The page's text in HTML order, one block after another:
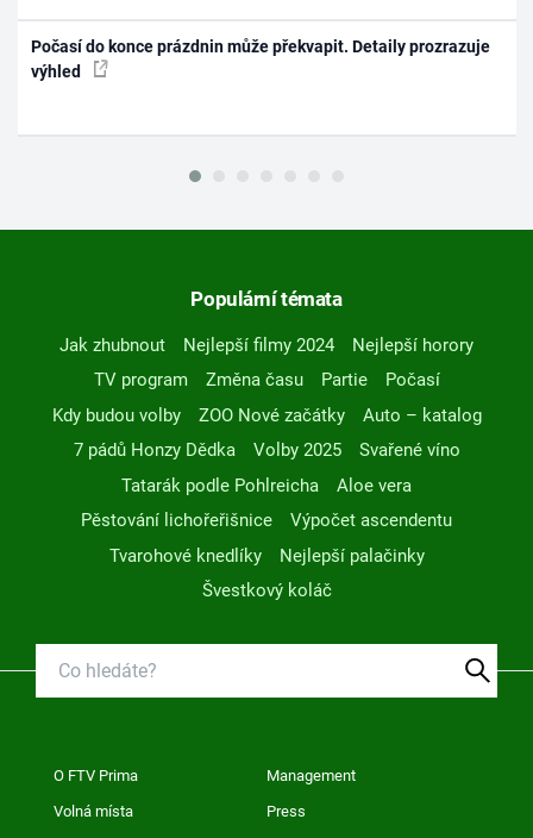
Počasí do konce prázdnin může překvapit. Detaily prozrazuje
výhled
Populární témata
Jak zhubnout Nejlepší filmy 2024
Nejlepší horory
TV program
Změna času Partie
Počasí
Kdy budou volby
ZOO Nové začátky
Auto – katalog
7 pádů Honzy Dědka
Volby 2025
Svařené víno
Tatarák podle Pohlreicha
Aloe vera
Pěstování lichořeřišnice
Výpočet ascendentu
Tvarohové knedlíky
Nejlepší palačinky
Švestkový koláč
O FTV Prima Management
Volná místa Press